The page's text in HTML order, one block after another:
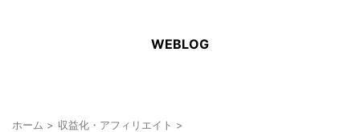
WEBLOG
ホーム > 収益化・アフィリエイト >